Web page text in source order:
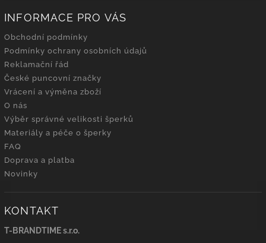
INFORMACE PRO VÁS
Obchodní podmínky
Podmínky ochrany osobních údajů
Reklamační řád
České puncovní značky
Vrácení a výměna zboží
O nás
Výběr správné velikosti šperků
Materiály a péče o šperky
FAQ
Doprava a platba
Novinky
KONTAKT
T-BRANDTIME s.r.o.